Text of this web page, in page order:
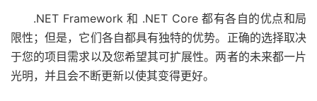
.NET Framework 和 .NET Core 都有各自的优点和局
限性；但是，它们各自都具有独特的优势。正确的选择取决
于您的项目需求以及您希望其可扩展性。两者的未来都一片
光明，并且会不断更新以使其变得更好。